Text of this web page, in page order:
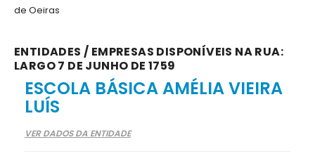
de Oeiras
ENTIDADES / EMPRESAS DISPONÍVEIS NA RUA:
LARGO 7 DE JUNHO DE 1759
ESCOLA BÁSICA AMÉLIA VIEIRA
LUÍS
VER DADOS DA ENTIDADE